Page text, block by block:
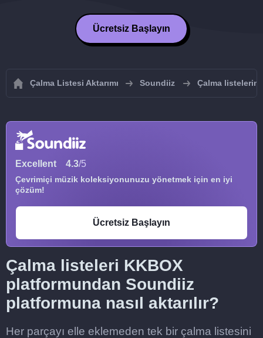
Ücretsiz Başlayın
Çalma Listesi Aktarımı Soundiiz Çalma
Excellent 4.3/5
Çevrimiçi müzik koleksiyonunuzu yönetmek için en iyi
çözüm!
Ücretsiz Başlayın
Çalma listeleri KKBOX
platformundan Soundiiz
platformuna nasıl aktarılır?
Her parçayı elle eklemeden tek bir çalma listesini